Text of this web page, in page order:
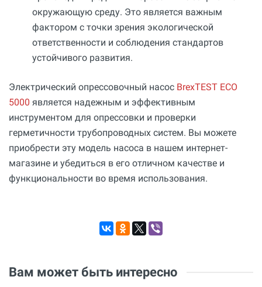
окружающую среду. Это является важным
фактором с точки зрения экологической
ответственности и соблюдения стандартов
устойчивого развития.
Электрический опрессовочный насос BrexTEST ECO
5000 является надежным и эффективным
инструментом для опрессовки и проверки
герметичности трубопроводных систем. Вы можете
приобрести эту модель насоса в нашем интернет-
магазине и убедиться в его отличном качестве и
функциональности во время использования.
Вам может быть интересно